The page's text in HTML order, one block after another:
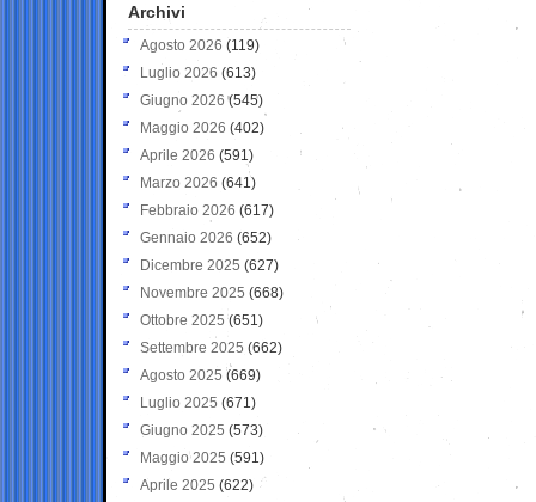
Archivi
Agosto 2026 (119)
Luglio 2026 (613)
Giugno 2026 (545)
Maggio 2026 (402)
Aprile 2026 (591)
Marzo 2026 (641)
Febbraio 2026 (617)
Gennaio 2026 (652)
Dicembre 2025 (627)
Novembre 2025 (668)
Ottobre 2025 (651)
Settembre 2025 (662)
Agosto 2025 (669)
Luglio 2025 (671)
Giugno 2025 (573)
Maggio 2025 (591)
Aprile 2025 (622)